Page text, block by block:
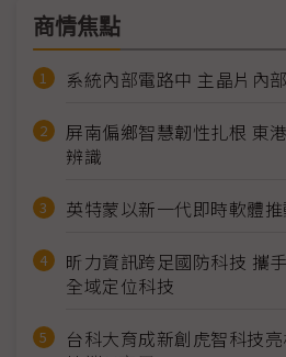
商情焦點
系統內部電路中 主晶片內
屏南偏鄉智慧韌性扎根 東
辨識
英特蒙以新一代即時軟體
昕力資訊跨足國防科技 攜
全域定位科技
台科大育成新創虎智科技